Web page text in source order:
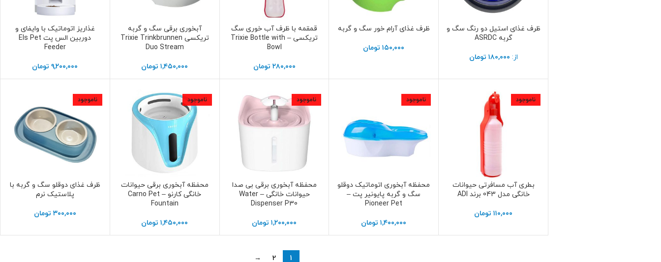
انتخاب گزینه ها
ظرف غذای استیل دو رنگ سگ و
گربه ASRDC
از: ۱۸۰,۰۰۰ تومان
افزودن به سبد خرید
ظرف غذای آرام خور سگ و گربه
۱۵۰,۰۰۰ تومان
اطلاعات بیشتر
قمقمه با ظرف آب خوری سگ
تریکسی – Trixie Bottle with
Bowl
۲۸۰,۰۰۰ تومان
اطلاعات بیشتر
آبخوری برقی سگ و گربه
تریکسی Trixie Trinkbrunnen
Duo Stream
۱,۴۵۰,۰۰۰ تومان
اطلاعات بیشتر
غذاریز اتوماتیک با وایفای و
دوربین الس پت Els Pet
Feeder
۹,۲۰۰,۰۰۰ تومان
ناموجود
اطلاعات بیشتر
بطری آب مسافرتی حیوانات
خانگی مدل 043 برند ADI
۱۱۰,۰۰۰ تومان
ناموجود
اطلاعات بیشتر
محفظه آبخوری اتوماتیک دوقلو
سگ و گربه پایونیر پت –
Pioneer Pet
۱,۴۰۰,۰۰۰ تومان
ناموجود
اطلاعات بیشتر
محفظه آبخوری برقی بی صدا
حیوانات خانگی – Water
Dispenser P30
۱,۲۰۰,۰۰۰ تومان
ناموجود
اطلاعات بیشتر
محفظه آبخوری برقی حیوانات
خانگی کارنو – Carno Pet
Fountain
۱,۴۵۰,۰۰۰ تومان
ناموجود
اطلاعات بیشتر
ظرف غذای دوقلو سگ و گربه با
پلاستیک نرم
۳۰۰,۰۰۰ تومان
1
2
→